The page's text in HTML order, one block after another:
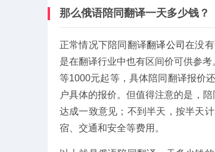
那么俄语陪同翻译一天多少钱？
正常情况下陪同翻译翻译公司在没
是在翻译行业中也有区间价可供参
等1000元起等，具体陪同翻译报价
户具体的报价。但值得注意的是，
达成一致意见；不到半天，按半天
宿、交通和安全等费用。